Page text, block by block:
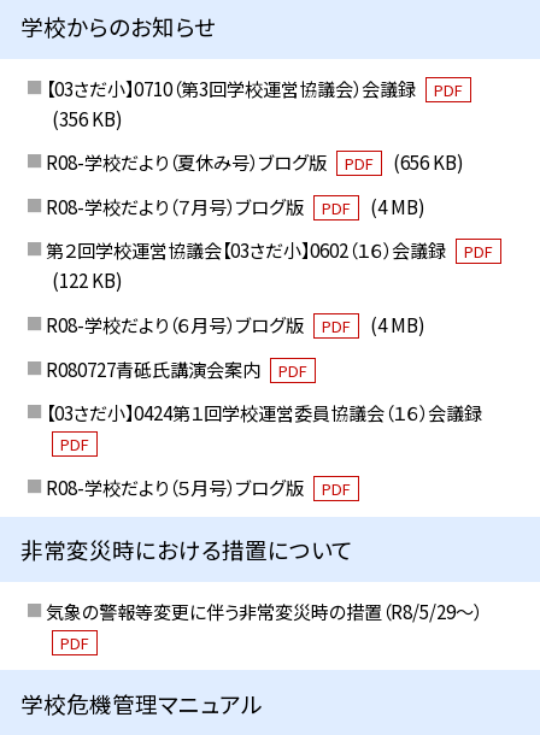
学校からのお知らせ
【03さだ小】0710（第3回学校運営協議会）会議録 PDF
(356 KB)
R08-学校だより（夏休み号）ブログ版
PDF
(656 KB)
R08-学校だより（７月号）ブログ版
PDF
(4 MB)
第２回学校運営協議会【03さだ小】0602（１６）会議録
PDF
(122 KB)
R08-学校だより（６月号）ブログ版
PDF
(4 MB)
R080727青砥氏講演会案内
PDF
【03さだ小】0424第１回学校運営委員協議会（１６）会議録
PDF
R08-学校だより（５月号）ブログ版 PDF
非常変災時における措置について
気象の警報等変更に伴う非常変災時の措置（R8/5/29〜）
PDF
学校危機管理マニュアル